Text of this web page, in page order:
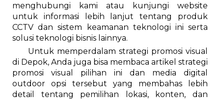
menghubungi kami atau kunjungi website
untuk informasi lebih lanjut tentang produk
CCTV dan sistem keamanan teknologi ini serta
solusi teknologi bisnis lainnya.
Untuk memperdalam strategi promosi visual
di Depok, Anda juga bisa membaca artikel strategi
promosi visual pilihan ini dan media digital
outdoor opsi tersebut yang membahas lebih
detail tentang pemilihan lokasi, konten, dan